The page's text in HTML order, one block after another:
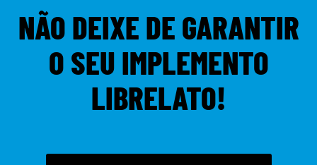
NÃO DEIXE DE GARANTIR
O SEU IMPLEMENTO
LIBRELATO!